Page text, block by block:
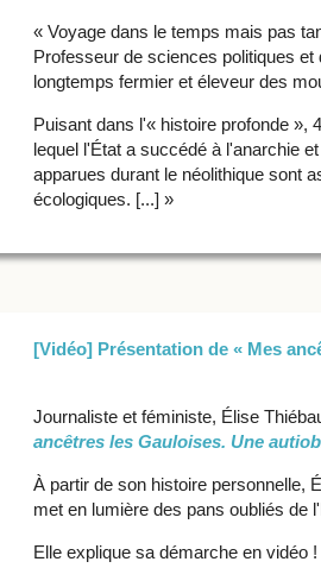
« Voyage dans le temps mais pas
Professeur de sciences politiques et
longtemps fermier et éleveur des
Puisant dans l'« histoire profonde »,
lequel l'État a succédé à l'anarchie
apparues durant le néolithique sont
écologiques. [...] »
[Vidéo] Présentation de « Mes
Journaliste et féministe, Élise
ancêtres les Gauloises. Une
À partir de son histoire personnelle,
met en lumière des pans oubliés de
Elle explique sa démarche en vidéo !